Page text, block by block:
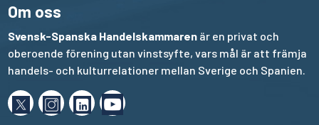
Om oss
Svensk-Spanska Handelskammaren är en privat och
oberoende förening utan vinstsyfte, vars mål är att främja
handels- och kulturrelationer mellan Sverige och Spanien.